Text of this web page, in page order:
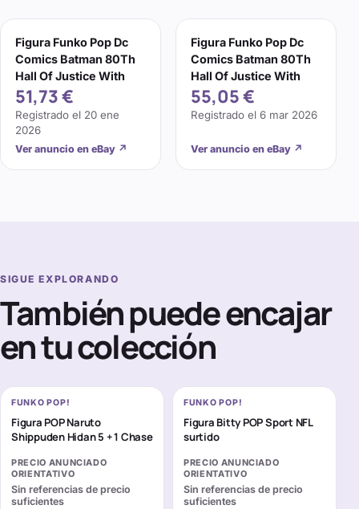
Figura Funko Pop Dc
Comics Batman 80Th
Hall Of Justice With
51,73 €
Registrado el 20 ene
2026
Ver anuncio en eBay ↗
Figura Funko Pop Dc
Comics Batman 80Th
Hall Of Justice With
55,05 €
Registrado el 6 mar 2026
Ver anuncio en eBay ↗
SIGUE EXPLORANDO
También puede encajar
en tu colección
FUNKO POP!
Figura POP Naruto
Shippuden Hidan 5 + 1 Chase
PRECIO ANUNCIADO
ORIENTATIVO
Sin referencias de precio
suficientes
FUNKO POP!
Figura Bitty POP Sport NFL
surtido
PRECIO ANUNCIADO
ORIENTATIVO
Sin referencias de precio
suficientes